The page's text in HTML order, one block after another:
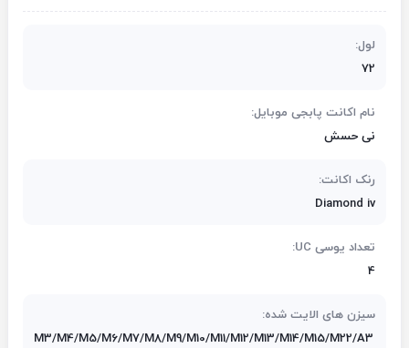
لول:
72
نام اکانت پابجی موبایل:
نی حسش
رنک اکانت:
Diamond iv
تعداد یوسی UC:
4
سیزن های الایت شده:
M3/M4/M5/M6/M7/M8/M9/M10/M11/M12/M13/M14/M15/M22/A3